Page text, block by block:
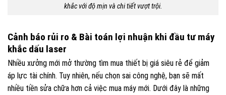
khắc với độ mịn và chi tiết vượt trội.
Cảnh báo rủi ro & Bài toán lợi nhuận khi đầu tư máy
khắc dấu laser
Nhiều xưởng mới mở thường tìm mua thiết bị giá siêu rẻ để giảm
áp lực tài chính. Tuy nhiên, nếu chọn sai công nghệ, bạn sẽ mất
nhiều tiền sửa chữa hơn cả việc mua máy mới. Dưới đây là những